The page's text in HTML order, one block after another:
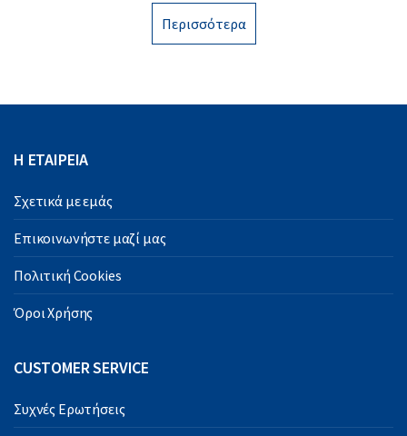
Περισσότερα
Η ΕΤΑΙΡΕΙΑ
Σχετικά με εμάς
Επικοινωνήστε μαζί μας
Πολιτική Cookies
Όροι Χρήσης
CUSTOMER SERVICE
Συχνές Ερωτήσεις